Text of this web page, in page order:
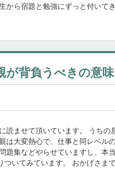
から宿題と勉強にずっと付いて
背負うべきの意味
ませて頂いています。 うちの
は大変熱心で、仕事と同レベル
題集などやらせていますし、本
いてみています。 おかげさま